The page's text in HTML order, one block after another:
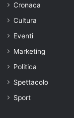
Cronaca
Cultura
Eventi
Marketing
Politica
Spettacolo
Sport